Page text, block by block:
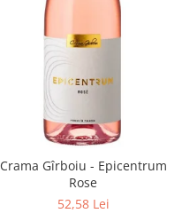
Crama Gîrboiu - Epicentrum
Rose
52,58 Lei